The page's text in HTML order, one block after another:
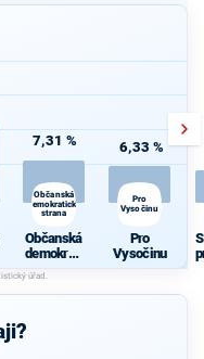
7,31 %
Občanská
demokratická
strana
Občanská
demokrati
cká strana
6,33 %
Pro
Vysočinu
Pro
Vysočinu